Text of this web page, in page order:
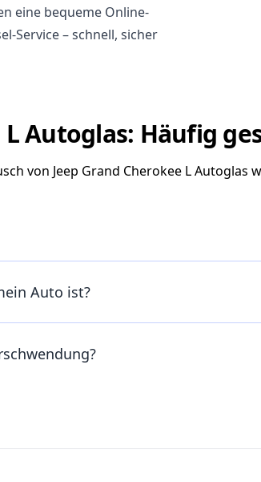
eine bequeme Online-
Service – schnell, sicher
L Autoglas: Häufig
von Jeep Grand Cherokee L Autoglas
Auto ist?